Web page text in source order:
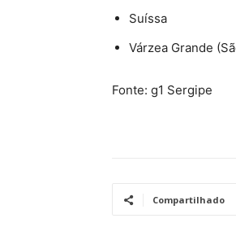
Suíssa
Várzea Grande
Fonte: g1 Sergipe
Compartilhado